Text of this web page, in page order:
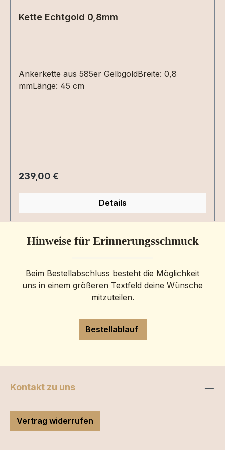
Kette Echtgold 0,8mm
Ankerkette aus 585er GelbgoldBreite: 0,8
mmLänge: 45 cm
Regulärer Preis:
239,00 €
Details
Hinweise für Erinnerungsschmuck
Beim Bestellabschluss besteht die Möglichkeit
uns in einem größeren Textfeld deine Wünsche
mitzuteilen.
Bestellablauf
Kontakt zu uns
Vertrag widerrufen